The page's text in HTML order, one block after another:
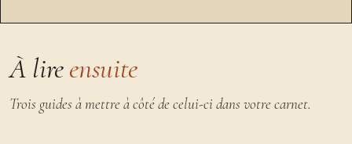
À lireensuite
Trois guides à mettre à côté de celui-ci dans votre carnet.